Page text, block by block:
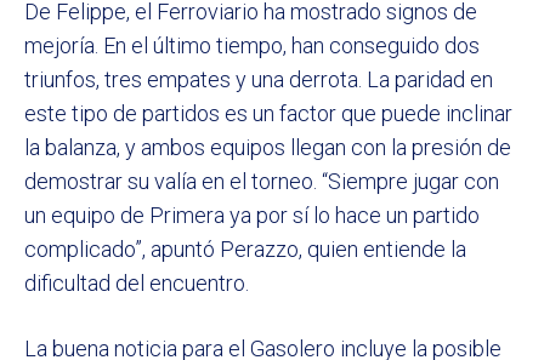
De Felippe, el Ferroviario ha mostrado signos de
mejoría. En el último tiempo, han conseguido dos
triunfos, tres empates y una derrota. La paridad en
este tipo de partidos es un factor que puede inclinar
la balanza, y ambos equipos llegan con la presión de
demostrar su valía en el torneo. “Siempre jugar con
un equipo de Primera ya por sí lo hace un partido
complicado”, apuntó Perazzo, quien entiende la
dificultad del encuentro.
La buena noticia para el Gasolero incluye la posible